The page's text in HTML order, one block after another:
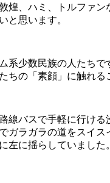
煌、ハミ、トルファ
と思います。
系少数民族の人たち
の「素顔」に触れる
線バスで手軽に行け
ガラガラの道をスイ
左に揺らしていまし